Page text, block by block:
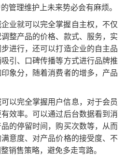
管理维护上未来势必会有麻烦。
业就可以完全掌握自主权，不仅
整产品的价格、款式、服务，实
进行，还可以打造企业的自主品
引、口碑传播等方式进行品牌推
象分，随着消费者的增多，产品
以完全掌握用户信息，对于会员
效率。可以通过后台数据看到消
的停留时间，购买次数等，从而
意度、对产品价格的接受度、不
销售策略，避免多走弯路。